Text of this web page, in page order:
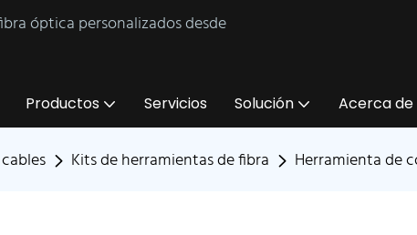
óptica personalizados desde
Productos Servicios Solución Acerca de
Kits de herramientas de fibra Herramienta de